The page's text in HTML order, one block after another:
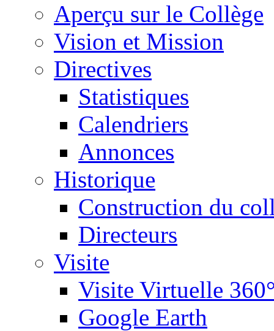
Aperçu sur le Collège
Vision et Mission
Directives
Statistiques
Calendriers
Annonces
Historique
Construction du
Directeurs
Visite
Visite Virtuelle
Google Earth